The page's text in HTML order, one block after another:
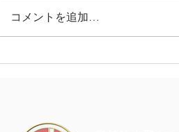
カラフル・ドキドキ・チャレ
コメントを追加…